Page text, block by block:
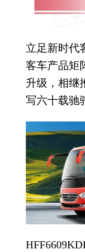
立足新时代
客车产品矩
升级，相继
写六十载驰